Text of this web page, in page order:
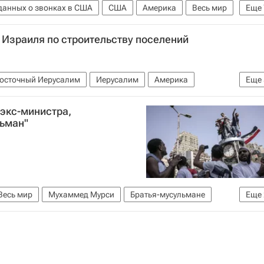
Еще
о звонках в США США Америка
Весь мир
Джей Карни
Барак Обама
(ЦРУ)
по строительству поселений
Еще
Иерусалим Иерусалим
Америка
Весь мир
министра,
Еще
мир Мухаммед Мурси
Братья-мусульмане